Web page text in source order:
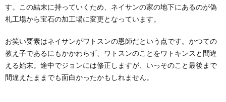
す。この結末に持っていくため、ネイサンの家の地下にあるのが偽
札工場から宝石の加工場に変更となっています。
お笑い要素はネイサンがワトスンの恩師だという点です。かつての
教え子であるにもかかわらず、ワトスンのことをワトキンスと間違
える始末。途中でジョンには修正しますが、いっそのこと最後まで
間違えたままでも面白かったかもしれません。